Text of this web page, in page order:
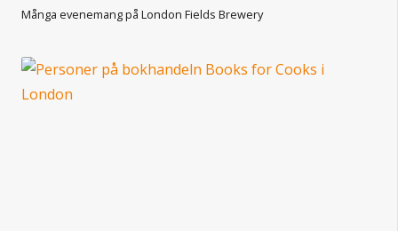
Många evenemang på London Fields Brewery